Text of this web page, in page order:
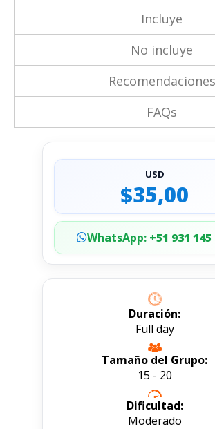
Incluye
No incluye
Recomendaciones
FAQs
USD
$35,00
WhatsApp:+51 931 145
Duración:
Full day
Tamaño del Grupo:
15 - 20
Dificultad:
Moderado